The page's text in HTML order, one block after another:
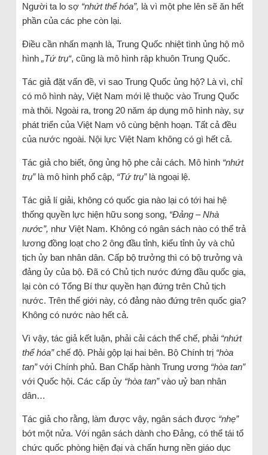
Người ta lo sợ “nhứt thể hóa”, là vì một phe lên sẽ ăn hết
phần của các phe còn lại.
Điều cần nhấn mạnh là, Trung Quốc nhiệt tình ủng hộ mô
hình „Tứ trụ“, cũng là mô hình rập khuôn Trung Quốc.
Tác giả đặt vấn đề, vì sao Trung Quốc ủng hộ? Là vì, chỉ
có mô hình này, Việt Nam mới lệ thuộc vào Trung Quốc
mà thôi. Ngoài ra, trong 20 năm áp dụng mô hình này, sự
phát triển của Việt Nam vô cùng bệnh hoạn. Tất cả đều
của nước ngoài. Nội lực Việt Nam không có gì hết cả.
Tác giả cho biết, ông ủng hộ phe cải cách. Mô hình “nhứt
trụ”là mô hình phổ cập, “Tứ trụ”là ngoại lệ.
Tác giả lí giải, không có quốc gia nào lại có tới hai hệ
thống quyền lực hiện hữu song song, “Đảng – Nhà
nước”, như Việt Nam. Không có ngân sách nào có thể trả
lương đồng loạt cho 2 ông đầu tỉnh, kiểu tỉnh ủy và chủ
tịch ủy ban nhân dân. Cấp bộ trưởng thì có bộ trưởng và
đảng ủy của bộ. Đã có Chủ tịch nước đứng đầu quốc gia,
lại còn có Tổng Bí thư quyền hạn đứng trên Chủ tịch
nước. Trên thế giới này, có đảng nào đứng trên quốc gia?
Không có nước nào hết cả.
Vì vậy, tác giả kết luận, phải cải cách thể chế, phải “nhứt
thể hóa”chế độ. Phải gộp lại hai bên. Bộ Chính trị “hòa
tan”với Chính phủ. Ban Chấp hành Trung ương “hòa tan”
với Quốc hội. Các cấp ủy “hòa tan”vào uỷ ban nhân
dân…
Tác giả cho rằng, làm được vậy, ngân sách được “nhẹ”
bớt một nửa. Với ngân sách dành cho Đảng, có thể tái tổ
chức quốc phòng hiện đại và chấn hưng nền giáo dục